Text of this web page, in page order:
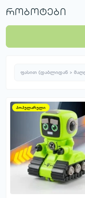
რობოტები
პოპულარული